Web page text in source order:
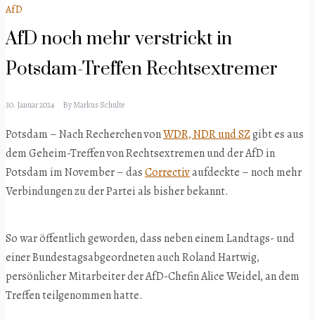
AfD
AfD noch mehr verstrickt in
Potsdam-Treffen Rechtsextremer
30. Januar 2024 ByMarkus Schulte
Potsdam – Nach Recherchen vonWDR, NDR und SZgibt es aus
dem Geheim-Treffen von Rechtsextremen und der AfD in
Potsdam im November – dasCorrectivaufdeckte – noch mehr
Verbindungen zu der Partei als bisher bekannt.
So war öffentlich geworden, dass neben einem Landtags- und
einer Bundestagsabgeordneten auch Roland Hartwig,
persönlicher Mitarbeiter der AfD-Chefin Alice Weidel, an dem
Treffen teilgenommen hatte.